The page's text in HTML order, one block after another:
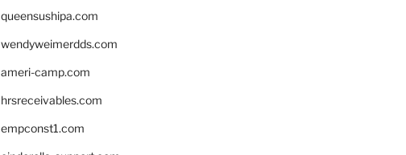
queensushipa.com
wendyweimerdds.com
ameri-camp.com
hrsreceivables.com
empconst1.com